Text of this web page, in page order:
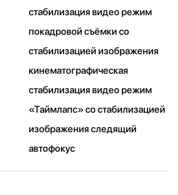
стабилизация видео режим
покадровой съёмки со
стабилизацией изображения
кинематографическая
стабилизация видео режим
«Таймлапс» со стабили­зацией
изображения следящий
автофокус